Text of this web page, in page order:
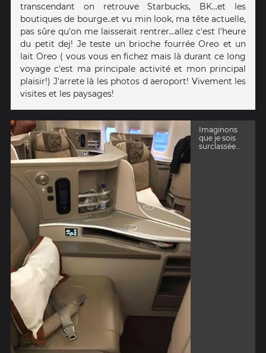
transcendant on retrouve Starbucks, BK...et les
boutiques de bourge..et vu min look, ma tête actuelle,
pas sûre qu'on me laisserait rentrer...allez c'est l'heure
du petit dej! Je teste un brioche fourrée Oreo et un
lait Oreo ( vous vous en fichez mais là durant ce long
voyage c'est ma principale activité et mon principal
plaisir!) J'arrete là les photos d aeroport! Vivement les
visites et les paysages!
Imaginons
que je sois
surclassée...